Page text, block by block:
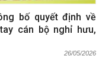
bố quyết định về
cán bộ nghỉ hưu,
26/05/2026